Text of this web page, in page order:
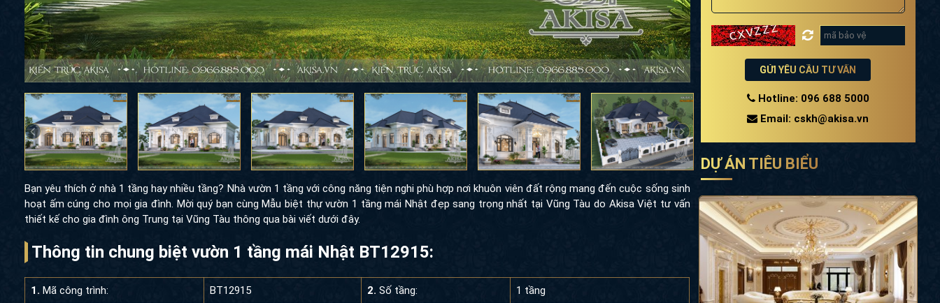
Bạn yêu thích ở nhà 1 tầng hay nhiều tầng? Nhà vườn 1 tầng với công năng tiện nghi phù hợp nơi khuôn viên đất rộng mang đến cuộc sống sinh
hoạt ấm cúng cho mọi gia đình. Mời quý bạn cùng Mẫu biệt thự vườn 1 tầng mái Nhật đẹp sang trọng nhất tại Vũng Tàu do Akisa Việt tư vấn
thiết kế cho gia đình ông Trung tại Vũng Tàu thông qua bài viết dưới đây.
Thông tin chung biệt vườn 1 tầng mái Nhật BT12915:
1. Mã công trình: BT12915 2. Số tầng: 1 tầng
GỬI YÊU CẦU TƯ VẤN
Hotline: 096 688 5000
Email: cskh@akisa.vn
DỰ ÁN TIÊU BIỂU